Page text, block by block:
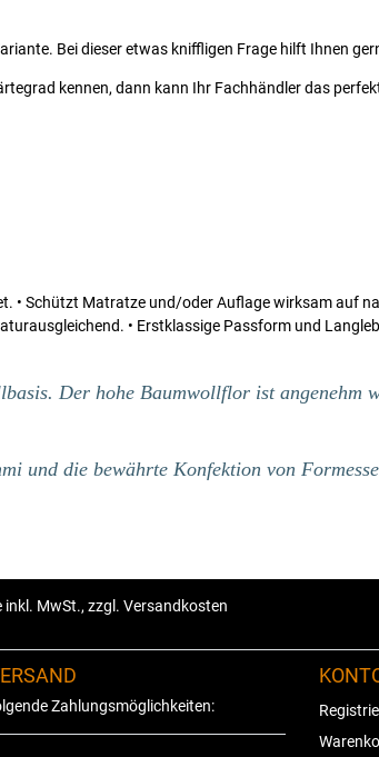
Bei dieser etwas kniffligen Frage hilft Ihnen
kennen, dann kann Ihr Fachhändler das
Schützt Matratze und/oder Auflage wirksam auf
• Erstklassige Passform und
Der hohe Baumwollflor ist angenehm
und die bewährte Konfektion von
inkl. MwSt., zzgl. Versandkosten
Zahlungsmöglichkeiten: